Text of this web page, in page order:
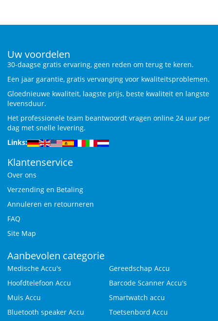
Uw voordelen
30-daagse gratis ervaring, geen reden om terug te keren.
Een jaar garantie, gratis vervanging voor kwaliteitsproblemen.
Gloednieuwe kwaliteit, laagste prijs, beste kwaliteit en langste
levensduur.
Het professionele team beantwoordt vragen online 24 uur per
dag met snelle levering.
Links:
Klantenservice
Over ons
Verzending en Betaling
Annuleren en retourneren
FAQ
Site Map
Aanbevolen categorie
Medische Accu's
Gereedschap Accu
Hoofdtelefoon Accu
Barcode Scanner Accu's
Muis Accu
Smartwatch accu
Bluetooth speaker Accu
Toetsenbord Accu